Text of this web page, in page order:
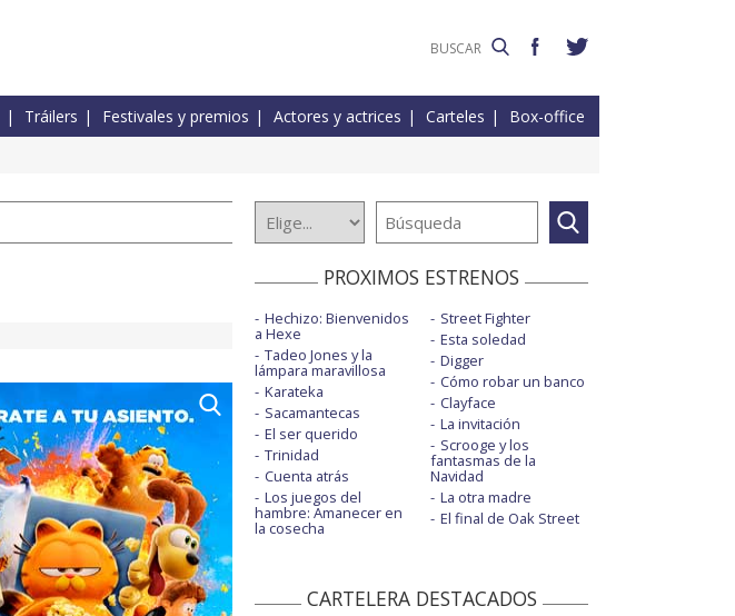
Tráilers Festivales y premios Actores y actrices Carteles Box-office
PROXIMOS ESTRENOS
Hechizo: Bienvenidos
a Hexe
Tadeo Jones y la
lámpara maravillosa
Karateka
Sacamantecas
El ser querido
Trinidad
Cuenta atrás
Los juegos del
hambre: Amanecer en
la cosecha
Street Fighter
Esta soledad
Digger
Cómo robar un banco
Clayface
La invitación
Scrooge y los
fantasmas de la
Navidad
La otra madre
El final de Oak Street
CARTELERA DESTACADOS